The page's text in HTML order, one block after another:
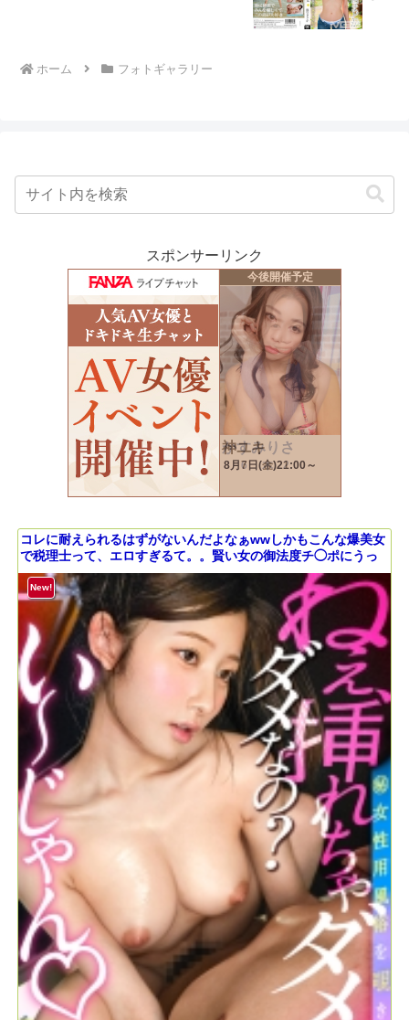
ホーム フォトギャラリー
スポンサーリンク
コレに耐えられるはずがないんだよなぁwwしかもこんな爆美女
で税理士って、エロすぎるて。。賢い女の御法度チ◯ポにうっ
とりするメスの表情、堪らんです。。騎乗位なんてもう腰クネ
エグいしチ◯ポを物みたいにイキまくってて好きww#女風#女性
用風俗#覗き＃女のごほうび ：file.45
New!